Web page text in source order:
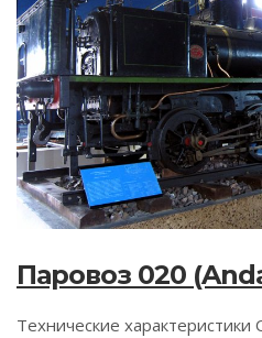
Паровоз 020
Технические характеристики